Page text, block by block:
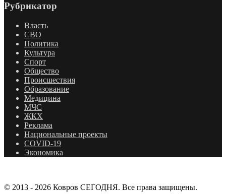
Рубрикатор
Власть
СВО
Политика
Культура
Спорт
Общество
Происшествия
Образование
Медицина
МЧС
ЖКХ
Реклама
Национальные проекты
COVID-19
Экономика
© 2013 - 2026 Ковров СЕГОДНЯ. Все права защищены.